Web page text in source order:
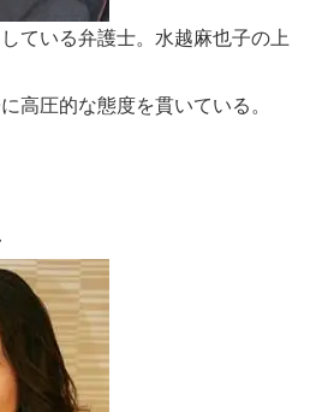
ている弁護士。水越麻也子の上
高圧的な態度を貫いている。